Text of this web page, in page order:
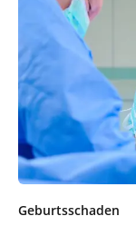
Geburtsschaden